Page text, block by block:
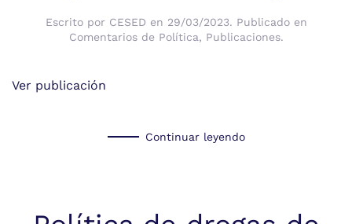
Escrito por CESED en 29/03/2023. Publicado en
Comentarios de Política, Publicaciones.
Ver publicación
Continuar leyendo